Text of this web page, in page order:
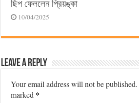
ছিপ ফেললেন প্রিয়ঙ্কা
10/04/2025
Leave a Reply
Your email address will not be published.
marked *